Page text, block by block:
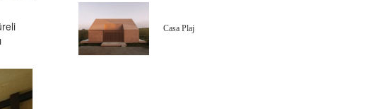
Casa Plaj